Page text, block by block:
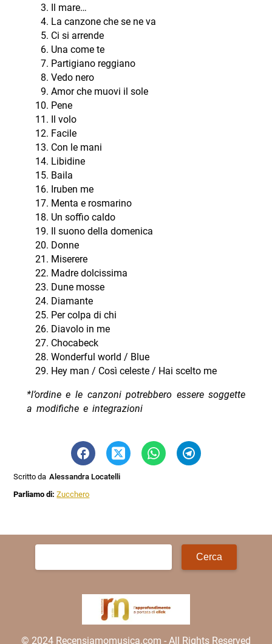
Il mare…
La canzone che se ne va
Ci si arrende
Una come te
Partigiano reggiano
Vedo nero
Amor che muovi il sole
Pene
Il volo
Facile
Con le mani
Libidine
Baila
Iruben me
Menta e rosmarino
Un soffio caldo
Il suono della domenica
Donne
Miserere
Madre dolcissima
Dune mosse
Diamante
Per colpa di chi
Diavolo in me
Chocabeck
Wonderful world / Blue
Hey man / Così celeste / Hai scelto me
*l’ordine e le canzoni potrebbero essere soggette
a modifiche e integrazioni
Scritto da Alessandra Locatelli
Parliamo di:Zucchero
Ricerca
© 2024 Recensiamomusica.com - All Rights Reserved